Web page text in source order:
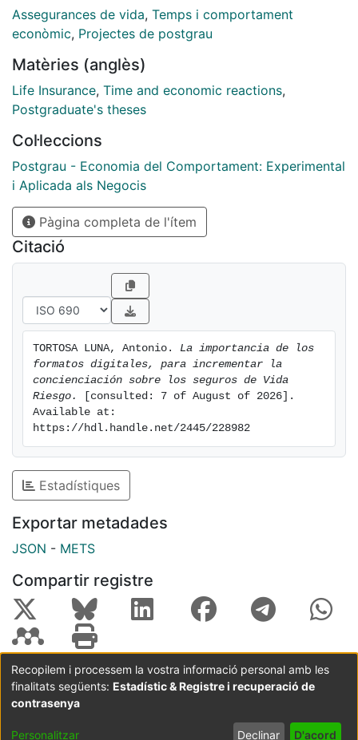
concienciación en los seguros de vida riesgo, para de
esta manera poder ofrecer soluciones adaptadas a
Assegurances de vida, Temps i comportament
econòmic, Projectes de postgrau
Matèries (anglès)
Life Insurance, Time and economic reactions,
Postgraduate's theses
Col·leccions
Postgrau - Economia del Comportament: Experimental
i Aplicada als Negocis
Pàgina completa de l'ítem
Citació
TORTOSA LUNA, Antonio. La importancia de los
formatos digitales, para incrementar la
concienciación sobre los seguros de Vida
Riesgo.
[consulted: 7 of August of 2026].
Available at:
https://hdl.handle.net/2445/228982
Estadístiques
Exportar metadades
JSON - METS
Compartir registre
Coordinació:CRAI UB Avís legal
Metadades
subjectes a:
Configuració
Recopilem i processem la vostra informació personal amb les
finalitats següents: Estadístic & Registre i recuperació de
contrasenya
Personalitzar Declinar D'acord